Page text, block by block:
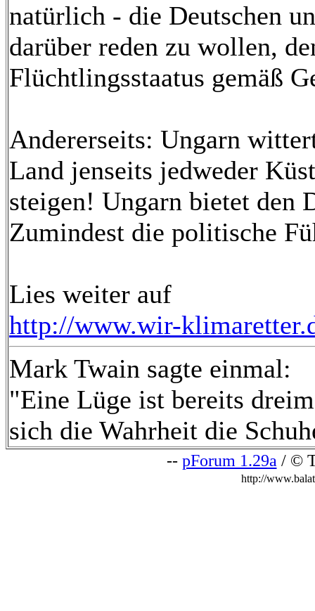
natürlich - die Deutschen
darüber reden zu wollen,
Flüchtlingsstaatus gemäß
Andererseits: Ungarn
Land jenseits jedweder
steigen! Ungarn bietet den
Zumindest die politische
Lies weiter auf
http://www.wir-
Mark Twain sagte einmal:
"Eine Lüge ist bereits
sich die Wahrheit die
-- pForum 1.29a / ©
http://